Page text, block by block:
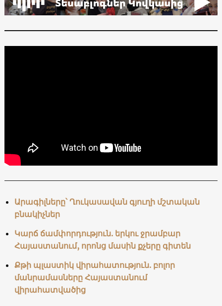
Արագիլները՝ Ղուկասավան գյուղի մշտական
բնակիչներ
Կարճ ճամփորդություն. երկու ջրամբար
Հայաստանում, որոնց մասին քչերը գիտեն
Քթի պլաստիկ վիրահատություն. բոլոր
մանրամասները Հայաստանում
վիրահատվածից